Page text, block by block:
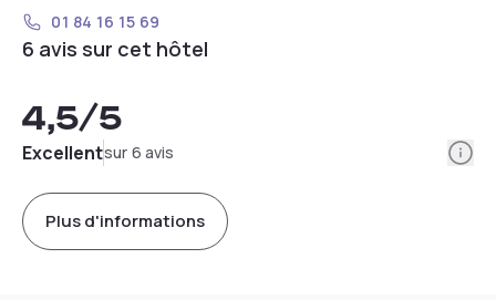
01 84 16 15 69
6 avis sur cet hôtel
4,5/5
Excellentsur 6 avis
Plus d'informations